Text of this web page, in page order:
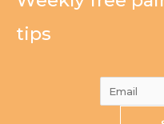
tips